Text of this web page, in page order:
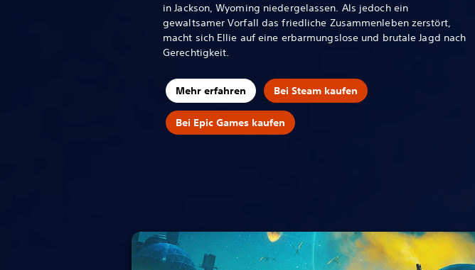
in Jackson, Wyoming niedergelassen. Als jedoch ein
gewaltsamer Vorfall das friedliche Zusammenleben zerstört,
macht sich Ellie auf eine erbarmungslose und brutale Jagd nach
Gerechtigkeit.
Mehr erfahren Bei Steam kaufen
Bei Epic Games kaufen